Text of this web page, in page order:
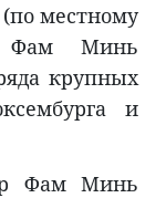
местному
Фам Минь
крупных
и
Фам Минь